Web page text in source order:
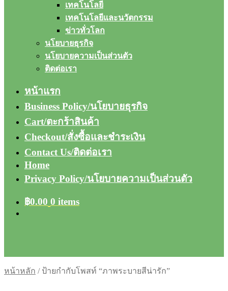
เทคโนโลยี
เทคโนโลยีและนวัตกรรม
ข่าวทั่วโลก
นโยบายธุรกิจ
นโยบายความเป็นส่วนตัว
ติดต่อเรา
หน้าแรก
Business Policy/นโยบายธุรกิจ
Cart/ตะกร้าสินค้า
Checkout/สั่งซื้อและชำระเงิน
Contact Us/ติดต่อเรา
Home
Privacy Policy/นโยบายความเป็นส่วนตัว
฿0.00 0 items
หน้าหลัก / ป้ายกำกับโพสท์ “ภาพระบายสีน่ารัก”